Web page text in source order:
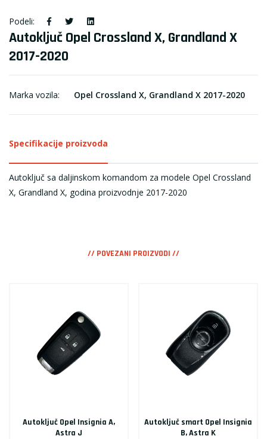
Podeli:
Autoključ Opel Crossland X, Grandland X
2017-2020
Marka vozila: Opel Crossland X, Grandland X 2017-2020
Specifikacije proizvoda
Autoključ sa daljinskom komandom za modele Opel Crossland
X, Grandland X, godina proizvodnje 2017-2020
// POVEZANI PROIZVODI //
Autoključ Opel Insignia A,
Astra J
Autoključ smart Opel Insignia
B, Astra K